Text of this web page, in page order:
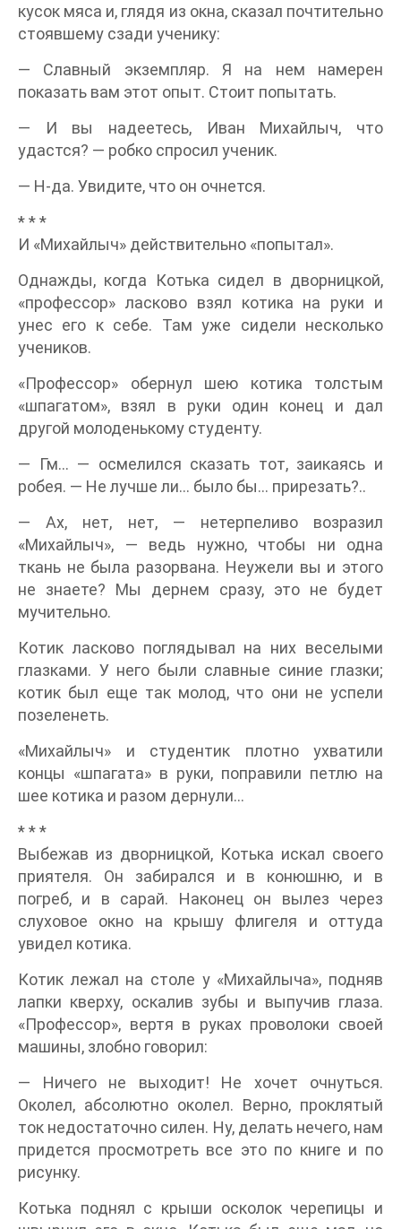
кусок мяса и, глядя из окна, сказал почтительно
стоявшему сзади ученику:
— Славный экземпляр. Я на нем намерен
показать вам этот опыт. Стоит попытать.
— И вы надеетесь, Иван Михайлыч, что
удастся? — робко спросил ученик.
— Н-да. Увидите, что он очнется.
* * *
И «Михайлыч» действительно «попытал».
Однажды, когда Котька сидел в дворницкой,
«профессор» ласково взял котика на руки и
унес его к себе. Там уже сидели несколько
учеников.
«Профессор» обернул шею котика толстым
«шпагатом», взял в руки один конец и дал
другой молоденькому студенту.
— Гм… — осмелился сказать тот, заикаясь и
робея. — Не лучше ли… было бы… прирезать?..
— Ах, нет, нет, — нетерпеливо возразил
«Михайлыч», — ведь нужно, чтобы ни одна
ткань не была разорвана. Неужели вы и этого
не знаете? Мы дернем сразу, это не будет
мучительно.
Котик ласково поглядывал на них веселыми
глазками. У него были славные синие глазки;
котик был еще так молод, что они не успели
позеленеть.
«Михайлыч» и студентик плотно ухватили
концы «шпагата» в руки, поправили петлю на
шее котика и разом дернули…
* * *
Выбежав из дворницкой, Котька искал своего
приятеля. Он забирался и в конюшню, и в
погреб, и в сарай. Наконец он вылез через
слуховое окно на крышу флигеля и оттуда
увидел котика.
Котик лежал на столе у «Михайлыча», подняв
лапки кверху, оскалив зубы и выпучив глаза.
«Профессор», вертя в руках проволоки своей
машины, злобно говорил:
— Ничего не выходит! Не хочет очнуться.
Околел, абсолютно околел. Верно, проклятый
ток недостаточно силен. Ну, делать нечего, нам
придется просмотреть все это по книге и по
рисунку.
Котька поднял с крыши осколок черепицы и